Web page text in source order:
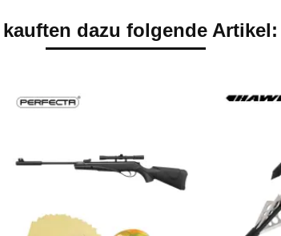
dazu folgende Artikel: